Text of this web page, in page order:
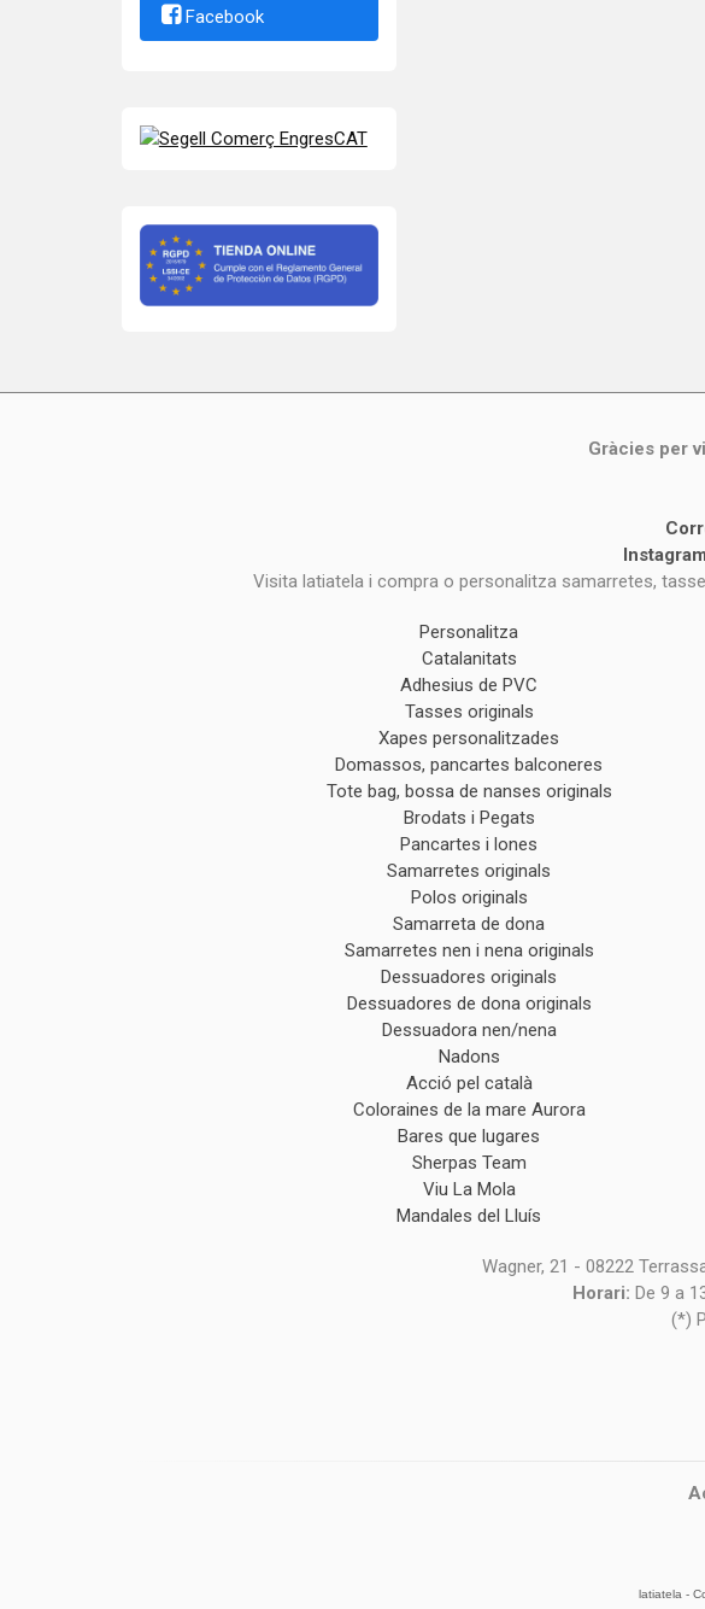
Facebook
Gràcies per
Visita latiatela i compra o personalitza samarretes,
Personalitza
Catalanitats
Adhesius de PVC
Tasses originals
Xapes personalitzades
Domassos, pancartes balconeres
Tote bag, bossa de nanses originals
Brodats i Pegats
Pancartes i lones
Samarretes originals
Polos originals
Samarreta de dona
Samarretes nen i nena originals
Dessuadores originals
Dessuadores de dona originals
Dessuadora nen/nena
Nadons
Acció pel català
Coloraines de la mare Aurora
Bares que lugares
Sherpas Team
Viu La Mola
Mandales del Lluís
Wagner, 21 - 08222
Horari: De 9 a
(*)
latiatela -